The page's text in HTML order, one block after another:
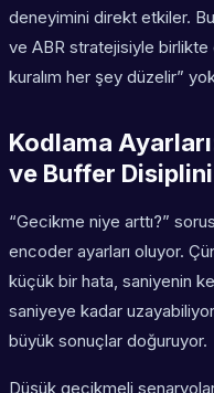
deneyimini direkt etkiler.
ve ABR stratejisiyle birlikte
kuralım her şey düzelir”
Kodlama
ve Buffer Disiplini
“Gecikme niye arttı?”
encoder ayarları oluyor.
küçük bir hata, saniyenin
saniyeye kadar
büyük sonuçlar doğuruyor.
Düşük gecikmeli